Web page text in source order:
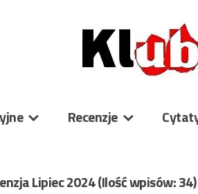
Recenzje
Lipiec 2024(Ilość wpisów: 34)